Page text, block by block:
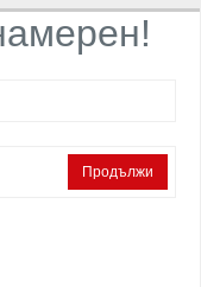
Продължи